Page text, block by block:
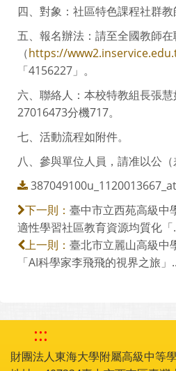
四、對象：社區特色課程社群教
五、報名辦法：請至全國教師
（https://
「4156227」。
六、聯絡人：本校特教組長張
27016473分機717。
七、活動流程如附件。
八、參與單位人員，請准以公（
下一則： 臺中市立西苑高級中
適性學習社區教育資源均質化「
上一則： 臺北市立麗山高級中
「AI科學家李飛飛的視界之旅」
:::
財團法人東海大學附屬高級中等